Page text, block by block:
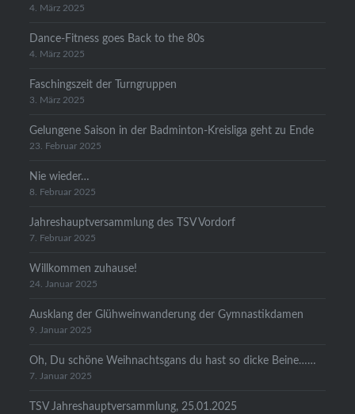
4. März 2025
Dance-Fitness goes Back to the 80s
4. März 2025
Faschingszeit der Turngruppen
3. März 2025
Gelungene Saison in der Badminton-Kreisliga geht zu Ende
23. Februar 2025
Nie wieder…
8. Februar 2025
Jahreshauptversammlung des TSV Vordorf
7. Februar 2025
Willkommen zuhause!
24. Januar 2025
Ausklang der Glühweinwanderung der Gymnastikdamen
9. Januar 2025
Oh, Du schöne Weihnachtsgans du hast so dicke Beine……
7. Januar 2025
TSV Jahreshauptversammlung, 25.01.2025